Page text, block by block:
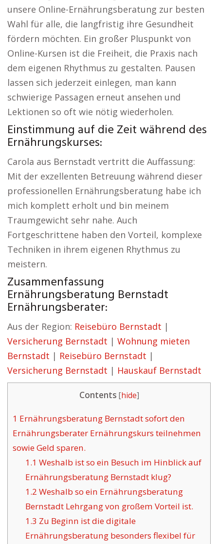
unsere Online-Ernährungsberatung zur besten
Wahl für alle, die langfristig ihre Gesundheit
fördern möchten. Ein großer Pluspunkt von
Online-Kursen ist die Freiheit, die Praxis nach
dem eigenen Rhythmus zu gestalten. Pausen
lassen sich jederzeit einlegen, man kann
schwierige Passagen erneut ansehen und
Lektionen so oft wie nötig wiederholen.
Einstimmung auf die Zeit während des
Ernährungskurses:
Carola aus Bernstadt vertritt die Auffassung:
Mit der exzellenten Betreuung während dieser
professionellen Ernährungsberatung habe ich
mich komplett erholt und bin meinem
Traumgewicht sehr nahe. Auch
Fortgeschrittene haben den Vorteil, komplexe
Techniken in ihrem eigenen Rhythmus zu
meistern.
Zusammenfassung
Ernährungsberatung Bernstadt
Ernährungsberater:
Aus der Region: Reisebüro Bernstadt |
Versicherung Bernstadt | Wohnung mieten
Bernstadt | Reisebüro Bernstadt |
Versicherung Bernstadt | Hauskauf Bernstadt
Contents [hide]
1 Ernährungsberatung Bernstadt sofort den
Ernährungsberater Ernährungskurs teilnehmen
sowie Geld sparen.
1.1 Weshalb ist so ein Besuch im Hinblick auf
Ernährungsberatung Bernstadt klug?
1.2 Weshalb so ein Ernährungsberatung
Bernstadt Lehrgang von großem Vorteil ist.
1.3 Zu Beginn ist die digitale
Ernährungsberatung besonders flexibel für